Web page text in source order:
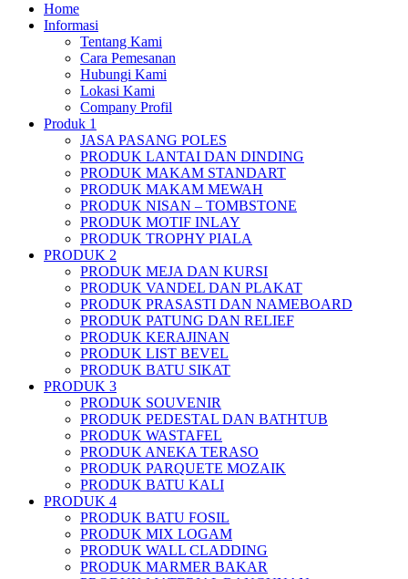
Home
Informasi
Tentang Kami
Cara Pemesanan
Hubungi Kami
Lokasi Kami
Company Profil
Produk 1
JASA PASANG POLES
PRODUK LANTAI DAN DINDING
PRODUK MAKAM STANDART
PRODUK MAKAM MEWAH
PRODUK NISAN – TOMBSTONE
PRODUK MOTIF INLAY
PRODUK TROPHY PIALA
PRODUK 2
PRODUK MEJA DAN KURSI
PRODUK VANDEL DAN PLAKAT
PRODUK PRASASTI DAN NAMEBOARD
PRODUK PATUNG DAN RELIEF
PRODUK KERAJINAN
PRODUK LIST BEVEL
PRODUK BATU SIKAT
PRODUK 3
PRODUK SOUVENIR
PRODUK PEDESTAL DAN BATHTUB
PRODUK WASTAFEL
PRODUK ANEKA TERASO
PRODUK PARQUETE MOZAIK
PRODUK BATU KALI
PRODUK 4
PRODUK BATU FOSIL
PRODUK MIX LOGAM
PRODUK WALL CLADDING
PRODUK MARMER BAKAR